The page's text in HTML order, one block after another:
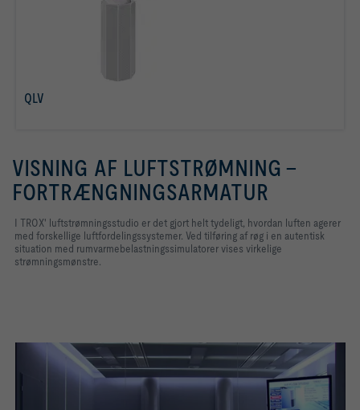
QLV
VISNING AF LUFTSTRØMNING -
FORTRÆNGNINGSARMATUR
I TROX' luftstrømningsstudio er det gjort helt tydeligt, hvordan luften agerer
med forskellige luftfordelingssystemer. Ved tilføring af røg i en autentisk
situation med rumvarmebelastningssimulatorer vises virkelige
strømningsmønstre.